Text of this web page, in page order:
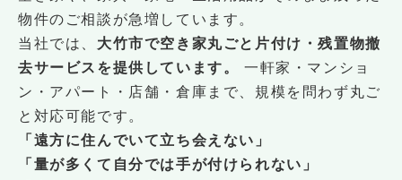
物件のご相談が急増しています。
当社では、 大竹市で空き家丸ごと片付け・残置物撤
去サービスを提供しています。
一軒家・マンショ
ン・アパート・店舗・倉庫まで、規模を問わず丸ご
と対応可能です。
「遠方に住んでいて立ち会えない」
「量が多くて自分では手が付けられない」